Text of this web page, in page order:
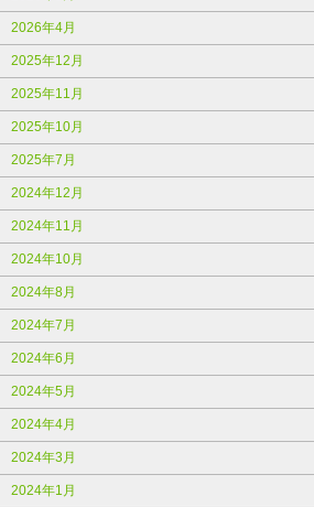
2026年4月
2025年12月
2025年11月
2025年10月
2025年7月
2024年12月
2024年11月
2024年10月
2024年8月
2024年7月
2024年6月
2024年5月
2024年4月
2024年3月
2024年1月